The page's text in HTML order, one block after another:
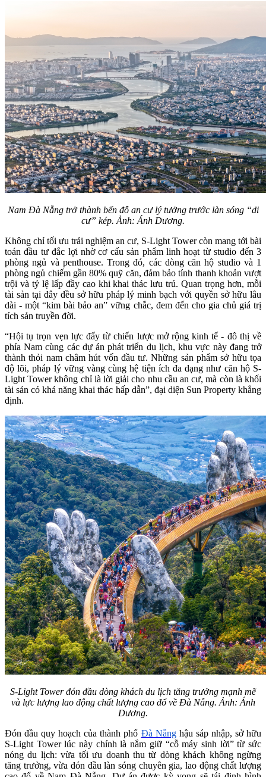
Nam Đà Nẵng trở thành bến đỗ an cư lý tưởng trước làn sóng “di
cư” kép. Ảnh: Ánh Dương.
Không chỉ tối ưu trải nghiệm an cư, S-Light Tower còn mang tới bài
toán đầu tư đắc lợi nhờ cơ cấu sản phẩm linh hoạt từ studio đến 3
phòng ngủ và penthouse. Trong đó, các dòng căn hộ studio và 1
phòng ngủ chiếm gần 80% quỹ căn, đảm bảo tính thanh khoản vượt
trội và tỷ lệ lấp đầy cao khi khai thác lưu trú. Quan trọng hơn, mỗi
tài sản tại đây đều sở hữu pháp lý minh bạch với quyền sở hữu lâu
dài - một “kim bài bảo an” vững chắc, đem đến cho gia chủ giá trị
tích sản truyền đời.
“Hội tụ trọn vẹn lực đẩy từ chiến lược mở rộng kinh tế - đô thị về
phía Nam cùng các dự án phát triển du lịch, khu vực này đang trở
thành thỏi nam châm hút vốn đầu tư. Những sản phẩm sở hữu tọa
độ lõi, pháp lý vững vàng cùng hệ tiện ích đa dạng như căn hộ S-
Light Tower không chỉ là lời giải cho nhu cầu an cư, mà còn là khối
tài sản có khả năng khai thác hấp dẫn”, đại diện Sun Property khẳng
định.
S-Light Tower đón đầu dòng khách du lịch tăng trưởng mạnh mẽ
và lực lượng lao động chất lượng cao đổ về Đà Nẵng. Ảnh: Ánh
Dương.
Đón đầu quy hoạch của thành phố Đà Nẵnghậu sáp nhập, sở hữu
S-Light Tower lúc này chính là nắm giữ “cỗ máy sinh lời” từ sức
nóng du lịch: vừa tối ưu doanh thu từ dòng khách không ngừng
tăng trưởng, vừa đón đầu làn sóng chuyên gia, lao động chất lượng